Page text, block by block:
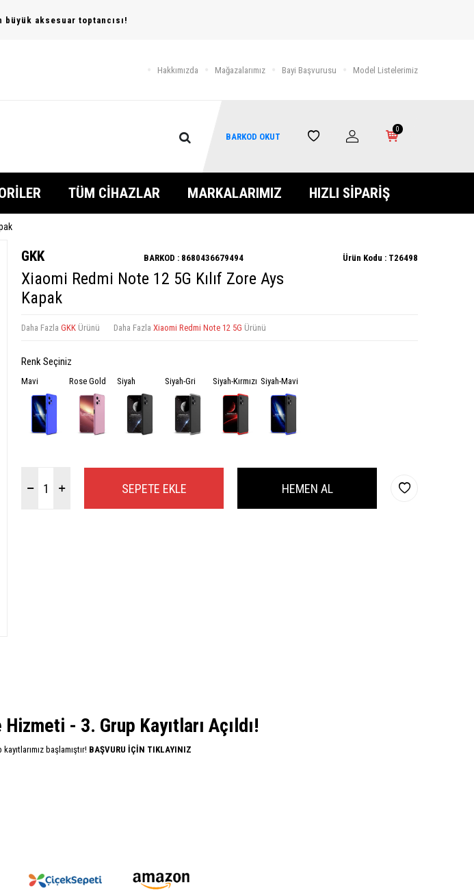
aksesuar toptancısı!
Hakkımızda Mağazalarımız Bayi Başvurusu Model Listelerimiz
BARKOD OKUT
0
TÜM CİHAZLAR MARKALARIMIZ HIZLI SİPARİŞ
GKK BARKOD : 8680436679494 Ürün Kodu : T26498
Xiaomi Redmi Note 12 5G Kılıf Zore Ays
Kapak
Daha Fazla GKK Ürünü Daha Fazla Xiaomi Redmi Note 12 5G Ürünü
Renk Seçiniz
Mavi Rose Gold Siyah Siyah-Gri Siyah-Kırmızı Siyah-Mavi
SEPETE EKLE HEMEN AL
- 3. Grup Kayıtları Açıldı!
başlamıştır! BAŞVURU İÇİN TIKLAYINIZ